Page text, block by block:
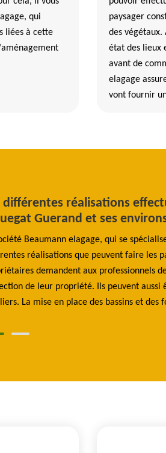
qui
liées à cette
paysager
des végétaux.
état des lieux
avant de
elagage
vont fournir
différentes réalisations
Guerand et ses
Beaumann elagage, qui se
réalisations que peuvent faire les
demandent aux professionnels
de leur propriété. Ils peuvent
La mise en place des bassins et des